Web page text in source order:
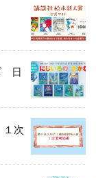
日
次